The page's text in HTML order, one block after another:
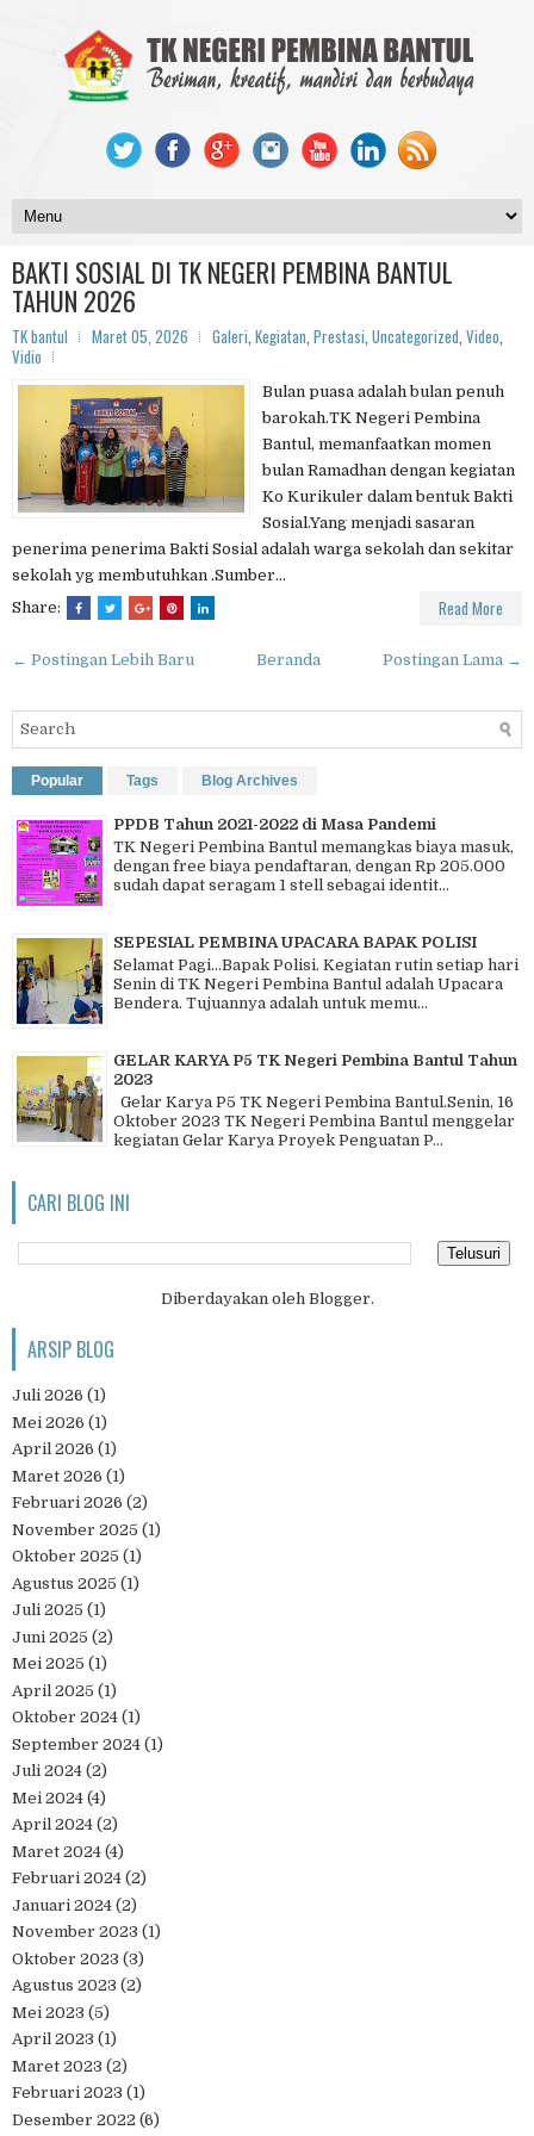
BAKTI SOSIAL DI TK NEGERI PEMBINA BANTUL
TAHUN 2026
TK bantul Maret 05, 2026 Galeri, Kegiatan, Prestasi, Uncategorized, Video,
Vidio
Bulan puasa adalah bulan penuh
barokah.TK Negeri Pembina
Bantul, memanfaatkan momen
bulan Ramadhan dengan kegiatan
Ko Kurikuler dalam bentuk Bakti
Sosial.Yang menjadi sasaran
penerima penerima Bakti Sosial adalah warga sekolah dan sekitar
sekolah yg membutuhkan .Sumber...
Share:
Read More
← Postingan Lebih Baru Postingan Lama →
Beranda
Popular Tags Blog Archives
PPDB Tahun 2021-2022 di Masa Pandemi
TK Negeri Pembina Bantul memangkas biaya masuk,
dengan free biaya pendaftaran, dengan Rp 205.000
sudah dapat seragam 1 stell sebagai identit...
SEPESIAL PEMBINA UPACARA BAPAK POLISI
Selamat Pagi…Bapak Polisi. Kegiatan rutin setiap hari
Senin di TK Negeri Pembina Bantul adalah Upacara
Bendera. Tujuannya adalah untuk memu...
GELAR KARYA P5 TK Negeri Pembina Bantul Tahun
2023
Gelar Karya P5 TK Negeri Pembina Bantul.Senin, 16
Oktober 2023 TK Negeri Pembina Bantul menggelar
kegiatan Gelar Karya Proyek Penguatan P...
CARI BLOG INI
Diberdayakan oleh Blogger.
ARSIP BLOG
Juli 2026 (1)
Mei 2026 (1)
April 2026 (1)
Maret 2026 (1)
Februari 2026 (2)
November 2025 (1)
Oktober 2025 (1)
Agustus 2025 (1)
Juli 2025 (1)
Juni 2025 (2)
Mei 2025 (1)
April 2025 (1)
Oktober 2024 (1)
September 2024 (1)
Juli 2024 (2)
Mei 2024 (4)
April 2024 (2)
Maret 2024 (4)
Februari 2024 (2)
Januari 2024 (2)
November 2023 (1)
Oktober 2023 (3)
Agustus 2023 (2)
Mei 2023 (5)
April 2023 (1)
Maret 2023 (2)
Februari 2023 (1)
Desember 2022 (6)